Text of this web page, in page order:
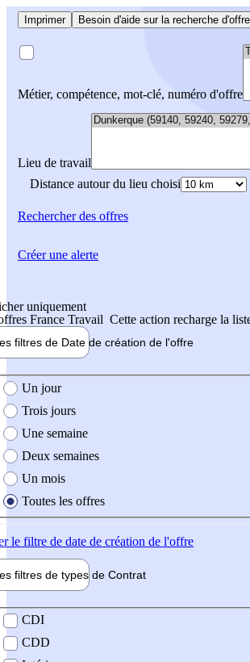
Imprimer Besoin d'aide sur la recherche
Métier, compétence, mot-clé, numéro d'offre
Lieu de travail
Distance autour du lieu choisi
Rechercherdes offres
uniquement
France Travail Cette action recharge la
filtres de Date de création de l'offre
création de l'offre
Un jour
Trois jours
Une semaine
Deux semaines
Un mois
Toutes les offres
le filtre de date de création de l'offre
filtres de types de Contrat
contrat
CDI
CDD
Créer une alerte